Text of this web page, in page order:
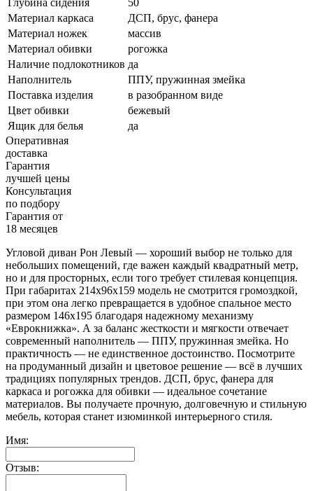
Материал каркаса
ДСП, брус, фанера
Материал ножек
массив
Материал обивки
рогожка
Наличие подлокотников да
Наполнитель
ППУ, пружинная змейка
Поставка изделия
в разобранном виде
Цвет обивки
бежевый
Ящик для белья
да
Оперативная
доставка
Гарантия
лучшей цены
Консультация
по подбору
Гарантия от
18 месяцев
Угловой диван Рон Левый — хороший выбор не только для
небольших помещений, где важен каждый квадратный метр,
но и для просторных, если того требует стилевая концепция.
При габаритах 214х96х159 модель не смотрится громоздкой,
при этом она легко превращается в удобное спальное место
размером 146х195 благодаря надежному механизму
«Еврокнижка». А за баланс жесткости и мягкости отвечает
современный наполнитель — ППУ, пружинная змейка. Но
практичность — не единственное достоинство. Посмотрите
на продуманный дизайн и цветовое решение — всё в лучших
традициях популярных трендов. ДСП, брус, фанера для
каркаса и рогожка для обивки — идеальное сочетание
материалов. Вы получаете прочную, долговечную и стильную
мебель, которая станет изюминкой интерьерного стиля.
Имя:
Отзыв: